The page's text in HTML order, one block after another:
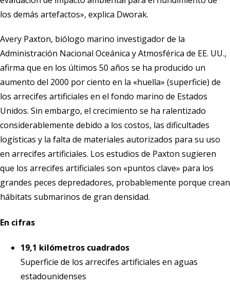
los demás artefactos», explica Dworak.
Avery Paxton, biólogo marino investigador de la
Administración Nacional Oceánica y Atmosférica de EE. UU.,
afirma que en los últimos 50 años se ha producido un
aumento del 2000 por ciento en la «huella» (superficie) de
los arrecifes artificiales en el fondo marino de Estados
Unidos. Sin embargo, el crecimiento se ha ralentizado
considerablemente debido a los costos, las dificultades
logísticas y la falta de materiales autorizados para su uso
en arrecifes artificiales. Los estudios de Paxton sugieren
que los arrecifes artificiales son «puntos clave» para los
grandes peces depredadores, probablemente porque crean
hábitats submarinos de gran densidad.
En cifras
19,1 kilómetros cuadrados
Superficie de los arrecifes artificiales en aguas
estadounidenses